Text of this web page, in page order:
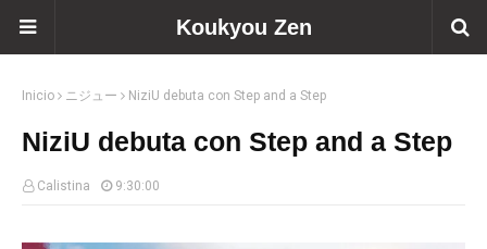
Koukyou Zen
Inicio ニジュー NiziU debuta con Step and a Step
NiziU debuta con Step and a Step
Calistina 9:30:00